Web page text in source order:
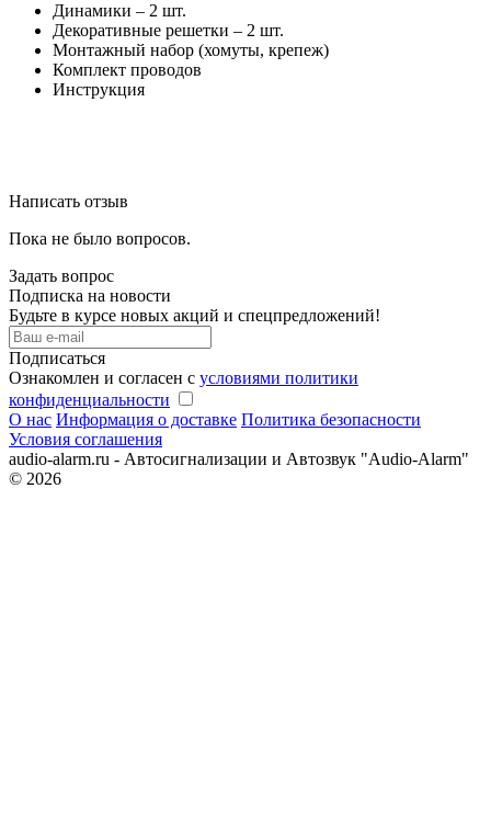
Динамики – 2 шт.
Декоративные решетки – 2 шт.
Монтажный набор (хомуты, крепеж)
Комплект проводов
Инструкция
Написать отзыв
Пока не было вопросов.
Задать вопрос
Подписка на новости
Будьте в курсе новых акций и спецпредложений!
Подписаться
Ознакомлен и согласен с условиями политики
конфиденциальности
О нас Информация о доставке Политика безопасности
Условия соглашения
audio-alarm.ru - Автосигнализации и Автозвук "Audio-Alarm"
© 2026